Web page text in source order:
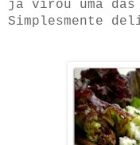
já virou uma
Simplesmente